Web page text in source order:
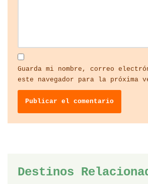
Guarda mi nombre, correo
este navegador para la próxima
Destinos